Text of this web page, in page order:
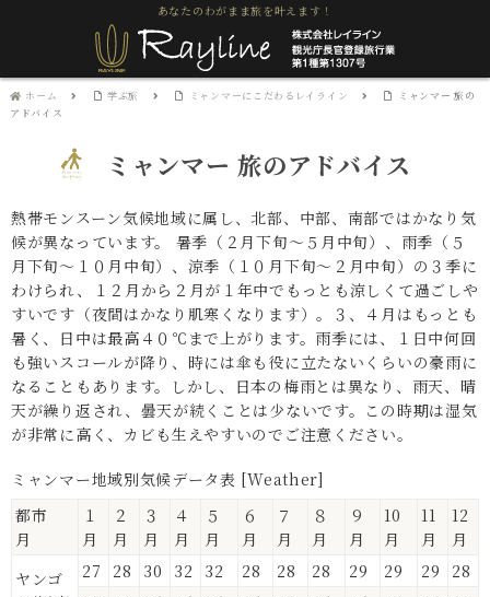
あなたのわがまま旅を叶えます！
ホーム 学ぶ旅 ミャンマーにこだわるレイライン
ミャンマー 旅の
アドバイス
ミャンマー 旅のアドバイス
熱帯モンスーン気候地域に属し、北部、中部、南部ではかなり気
候が異なっています。 暑季（２月下旬～５月中旬）、雨季（５
月下旬～１０月中旬）、涼季（１０月下旬～２月中旬）の３季に
わけられ、１２月から２月が１年中でもっとも涼しくて過ごしや
すいです（夜間はかなり肌寒くなります）。３、４月はもっとも
暑く、日中は最高４０℃まで上がります。雨季には、１日中何回
も強いスコールが降り、時には傘も役に立たないくらいの豪雨に
なることもあります。しかし、日本の梅雨とは異なり、雨天、晴
天が繰り返され、曇天が続くことは少ないです。この時期は湿気
が非常に高く、カビも生えやすいのでご注意ください。
ミャンマー地域別気候データ表 [Weather]
都市
月
１
月
２
月
３
月
４
月
５
月
６
月
７
月
８
月
９
月
10
月
11
月
12
月
ヤンゴ
27 28 30 32 32 28 28 28 29 29 29
28